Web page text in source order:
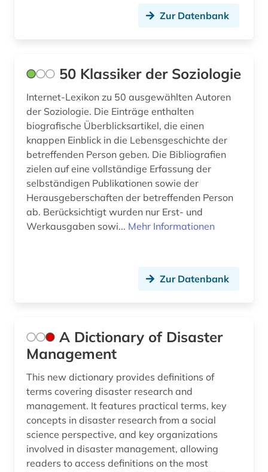
behinderung (3)
belgien (2)
berlin (3)
beruf (1)
berufliche arbeit (1)
berufliche fragen der sozialarbeit (1)
berufsausbildung (2)
betrieb (1)
betriebswirtschaftslehre (2)
bevölkerung (4)
bevölkerungsentwicklung (1)
bevölkerungsforschung (1)
Ungarn (4)
Zur Datenbank
50 Klassiker der Soziologie
Internet-Lexikon zu 50 ausgewählten Autoren
der Soziologie. Die Einträge enthalten
biografische Überblicksartikel, die einen
knappen Einblick in die Lebensgeschichte der
betreffenden Person geben. Die Bibliografien
zielen auf eine vollständige Erfassung der
selbständigen Publikationen sowie der
Herausgeberschaften der betreffenden Person
ab. Berücksichtigt wurden nur Erst- und
Werkausgaben sowi... Mehr Informationen
Zur Datenbank
A Dictionary of Disaster
Management
This new dictionary provides definitions of
terms covering disaster research and
management. It features practical terms, key
concepts in disaster research from a social
science perspective, and key organizations
involved in disaster management, allowing
readers to access definitions on the most